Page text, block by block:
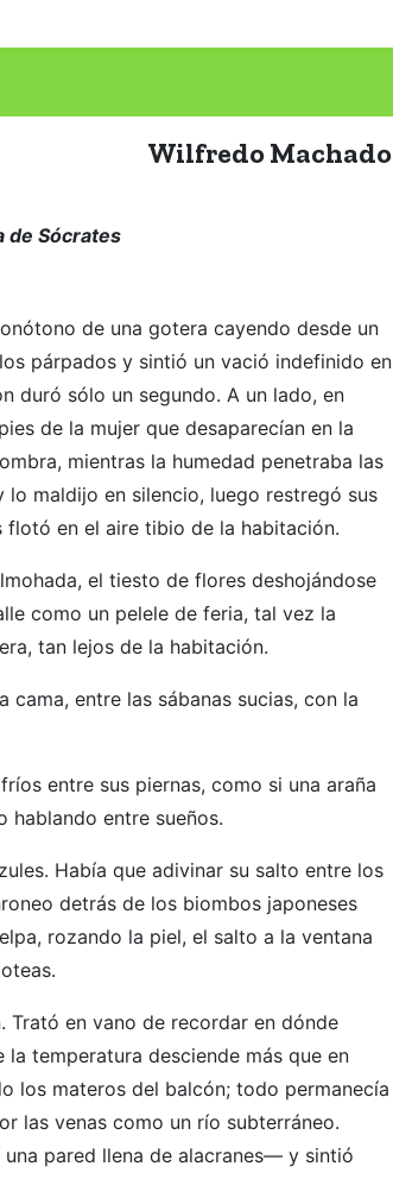
Wilfredo Machado
de Sócrates
de una gotera cayendo desde un
párpados y sintió un vació indefinido en
duró sólo un segundo. A un lado, en
de la mujer que desaparecían en la
mientras la humedad penetraba las
lo maldijo en silencio, luego restregó sus
flotó en el aire tibio de la habitación.
el tiesto de flores deshojándose
como un pelele de feria, tal vez la
tan lejos de la habitación.
entre las sábanas sucias, con la
entre sus piernas, como si una araña
hablando entre sueños.
Había que adivinar su salto entre los
detrás de los biombos japoneses
rozando la piel, el salto a la ventana
en vano de recordar en dónde
temperatura desciende más que en
los materos del balcón; todo permanecía
las venas como un río subterráneo.
pared llena de alacranes— y sintió